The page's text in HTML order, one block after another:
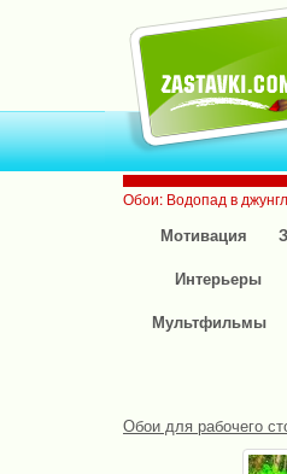
Обои: Водопад в
Мотивация
Интерьеры
Мультфильмы
Обои для рабочего